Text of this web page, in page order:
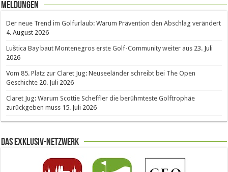
Meldungen
Der neue Trend im Golfurlaub: Warum Prävention den Abschlag verändert
4. August 2026
Luštica Bay baut Montenegros erste Golf-Community weiter aus 23. Juli
2026
Vom 85. Platz zur Claret Jug: Neuseeländer schreibt bei The Open
Geschichte 20. Juli 2026
Claret Jug: Warum Scottie Scheffler die berühmteste Golftrophäe
zurückgeben muss 15. Juli 2026
Das Exklusiv-Netzwerk